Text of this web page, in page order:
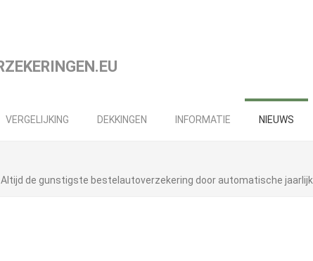
VERGELIJKING DEKKINGEN INFORMATIE NIEUWS
Altijd de gunstigste bestelautoverzekering door automatische